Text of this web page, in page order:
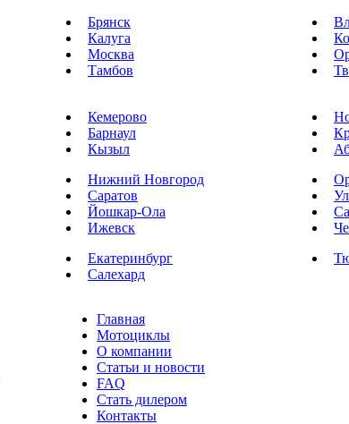
Брянск
Калуга
Москва
Тамбов
Кемерово
Барнаул
Кызыл
Нижний Новгород
Саратов
Йошкар-Ола
Ижевск
Екатеринбург
Салехард
Главная
Мотоциклы
О компании
Статьи и новости
FAQ
Стать дилером
Контакты